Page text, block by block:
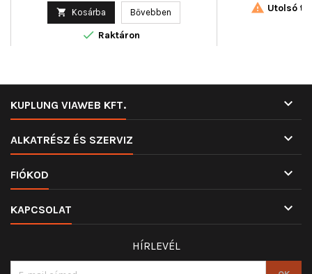
 Kosárba Bővebben
 Raktáron
 Utolsó
KUPLUNG VIAWEB KFT. 
ALKATRÉSZ ÉS SZERVIZ 
FIÓKOD 
KAPCSOLAT 
HÍRLEVÉL